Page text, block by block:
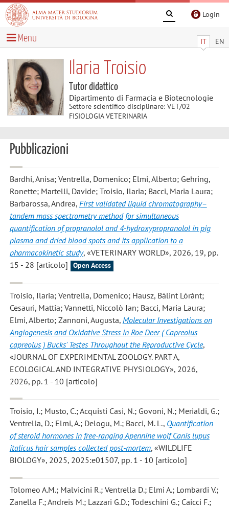
Login
IT EN
Menu
Ilaria Troisio
Tutor didattico
Dipartimento di Farmacia e Biotecnologie
Settore scientifico disciplinare: VET/02
FISIOLOGIA VETERINARIA
Pubblicazioni
Bardhi, Anisa; Ventrella, Domenico; Elmi, Alberto; Gehring,
Ronette; Martelli, Davide; Troisio, Ilaria; Bacci, Maria Laura;
Barbarossa, Andrea, First validated liquid chromatography–
tandem mass spectrometry method for simultaneous
quantification of propranolol and 4-hydroxypropranolol in pig
plasma and dried blood spots and its application to a
pharmacokinetic study, «VETERINARY WORLD», 2026, 19, pp.
15 - 28 [articolo]
Open Access
Troisio, Ilaria; Ventrella, Domenico; Hausz, Bálint Lóránt;
Cesauri, Mattia; Vannetti, Niccolò Ian; Bacci, Maria Laura;
Elmi, Alberto; Zannoni, Augusta, Molecular Investigations on
Angiogenesis and Oxidative Stress in Roe Deer ( Capreolus
capreolus ) Bucks' Testes Throughout the Reproductive Cycle,
«JOURNAL OF EXPERIMENTAL ZOOLOGY. PART A,
ECOLOGICAL AND INTEGRATIVE PHYSIOLOGY», 2026,
2026, pp. 1 - 10 [articolo]
Troisio, I.; Musto, C.; Acquisti Casi, N.; Govoni, N.; Merialdi, G.;
Ventrella, D.; Elmi, A.; Delogu, M.; Bacci, M. L., Quantification
of steroid hormones in free-ranging Apennine wolf Canis lupus
italicus hair samples collected post-mortem, «WILDLIFE
BIOLOGY», 2025, 2025:e01507, pp. 1 - 10 [articolo]
Tolomeo A.M.; Malvicini R.; Ventrella D.; Elmi A.; Lombardi V.;
Zanella F.; Andreis M.; Lazzari G.D.; Todeschini G.; Caicci F.;